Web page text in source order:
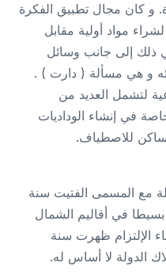
و كان مجال تطبيق الفكرة
مواد أولية مقابل
ذلك إلى جانب وسائل
و هي مسألة ( دارت ) .
لتشمل العديد من
في إنشاء الوداديات
للاصطياف.
مع المسمى الفتيت سنة
بسيطا في أقاليم الشمال
الإلتزام ظهرت سنة